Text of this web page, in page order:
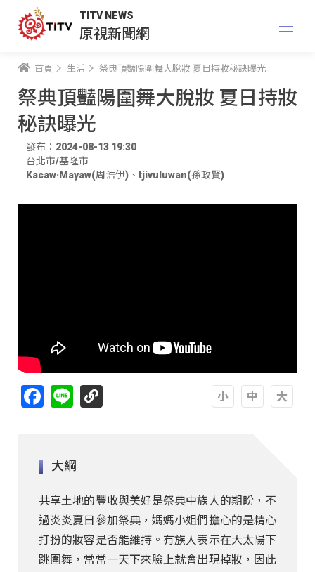
TITV NEWS
原視新聞網
首頁 生活 祭典頂豔陽圍舞大脫妝 夏日持妝秘訣曝光
祭典頂豔陽圍舞大脫妝 夏日持妝
秘訣曝光
發布：2024-08-13 19:30
台北市/基隆市
Kacaw·Mayaw(周浩伊) 、 tjivuluwan(孫政賢)
Facebook
Line
大綱
共享土地的豐收與美好是祭典中族人的期盼，不
過炎炎夏日參加祭典，媽媽小姐們擔心的是精心
打扮的妝容是否能維持。有族人表示在大太陽下
跳圍舞，常常一天下來臉上就會出現掉妝，因此